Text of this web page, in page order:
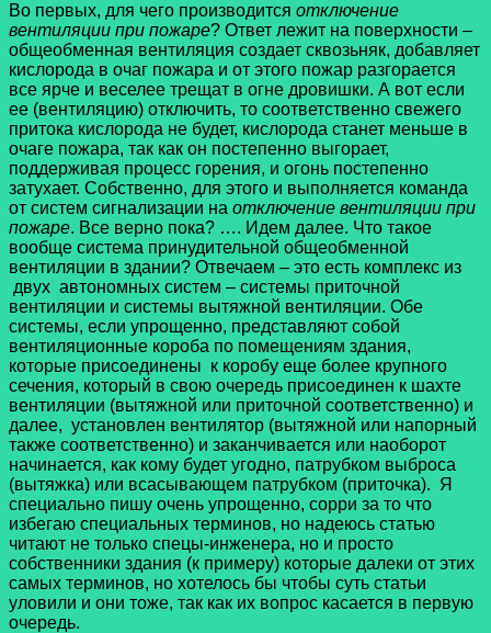
Во первых, для чего производится отключение
вентиляции при пожаре? Ответ лежит на поверхности –
общеобменная вентиляция создает сквозьняк, добавляет
кислорода в очаг пожара и от этого пожар разгорается
все ярче и веселее трещат в огне дровишки. А вот если
ее (вентиляцию) отключить, то соответственно свежего
притока кислорода не будет, кислорода станет меньше в
очаге пожара, так как он постепенно выгорает,
поддерживая процесс горения, и огонь постепенно
затухает. Собственно, для этого и выполняется команда
от систем сигнализации на отключение вентиляции при
пожаре. Все верно пока? …. Идем далее. Что такое
вообще система принудительной общеобменной
вентиляции в здании? Отвечаем – это есть комплекс из
двух автономных систем – системы приточной
вентиляции и системы вытяжной вентиляции. Обе
системы, если упрощенно, представляют собой
вентиляционные короба по помещениям здания,
которые присоединены к коробу еще более крупного
сечения, который в свою очередь присоединен к шахте
вентиляции (вытяжной или приточной соответственно) и
далее, установлен вентилятор (вытяжной или напорный
также соответственно) и заканчивается или наоборот
начинается, как кому будет угодно, патрубком выброса
(вытяжка) или всасывающем патрубком (приточка). Я
специально пишу очень упрощенно, сорри за то что
избегаю специальных терминов, но надеюсь статью
читают не только спецы-инженера, но и просто
собственники здания (к примеру) которые далеки от этих
самых терминов, но хотелось бы чтобы суть статьи
уловили и они тоже, так как их вопрос касается в первую
очередь.